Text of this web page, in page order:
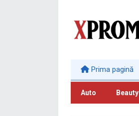
Prima pagină
Auto Beauty